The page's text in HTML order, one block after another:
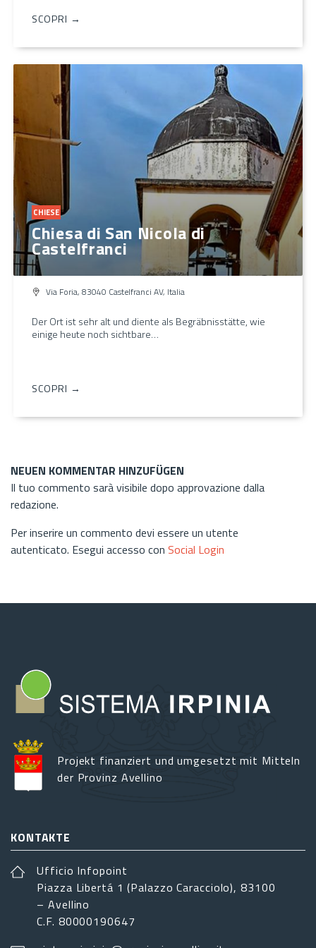
SCOPRI →
CHIESE
Chiesa di San Nicola di
Castelfranci
Via Foria, 83040 Castelfranci AV, Italia
Der Ort ist sehr alt und diente als Begräbnisstätte, wie
einige heute noch sichtbare…
SCOPRI →
NEUEN KOMMENTAR HINZUFÜGEN
Il tuo commento sarà visibile dopo approvazione dalla
redazione.
Per inserire un commento devi essere un utente
autenticato. Esegui accesso con Social Login
Projekt finanziert und umgesetzt mit Mitteln
der Provinz Avellino
KONTAKTE
Ufficio Infopoint
Piazza Libertá 1 (Palazzo Caracciolo), 83100
– Avellino
C.F. 80000190647